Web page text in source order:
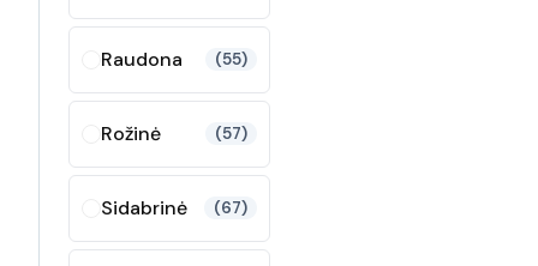
Raudona (55)
Rožinė (57)
Sidabrinė (67)